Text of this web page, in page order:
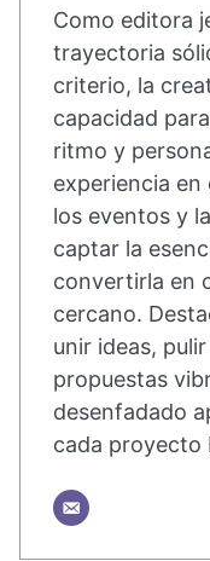
Como editora
trayectoria
criterio, la
capacidad
ritmo y
experiencia
los eventos y
captar la
convertirla en
cercano.
unir ideas,
propuestas
desenfadado
cada proyecto